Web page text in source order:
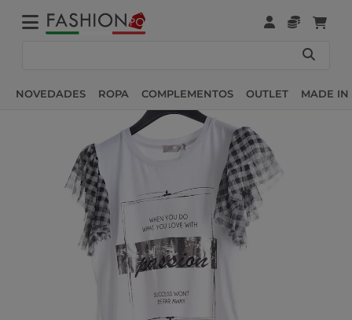
NOVEDADES ROPA COMPLEMENTOS OUTLET MADE IN